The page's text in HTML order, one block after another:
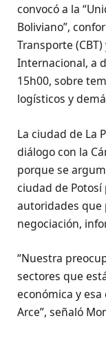
convocó a la
Boliviano”,
Transporte
Internacional, a
15h00, sobre
logísticos y
La ciudad de La
diálogo con la
porque se
ciudad de
autoridades que
negociación,
“Nuestra
sectores que
económica y
Arce”, señaló